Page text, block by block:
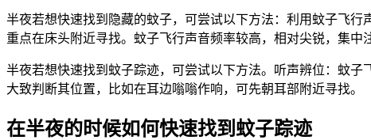
半夜若想快速找到隐藏的蚊子，可尝试以下方法：利用蚊子飞
重点在床头附近寻找。蚊子飞行声音频率较高，相对尖锐，集中
半夜若想快速找到蚊子踪迹，可尝试以下方法。听声辨位：蚊
大致判断其位置，比如在耳边嗡嗡作响，可先朝耳部附近寻找。
在半夜的时候如何快速找到蚊子踪迹